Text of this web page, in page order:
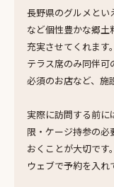
長野県のグルメとい
など個性豊かな郷土
充実させてくれます
テラス席のみ同伴
必須のお店など、施
実際に訪問する前に
限・ケージ持参の
おくことが大切です
ウェブで予約を入れ